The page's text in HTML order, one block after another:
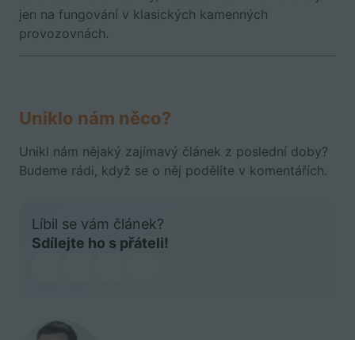
jen na fungování v klasických kamenných
provozovnách.
Uniklo nám něco?
Unikl nám nějaký zajímavý článek z poslední doby?
Budeme rádi, když se o něj podělíte v komentářích.
Líbil se vám článek?
Sdílejte ho s přáteli!